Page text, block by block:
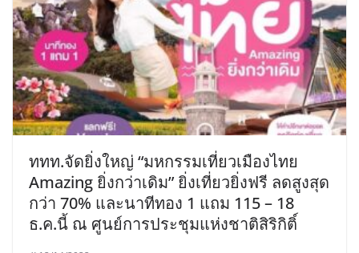
ททท.จัดยิ่งใหญ่ “มหกรรมเที่ยวเมืองไทย
Amazing ยิ่งกว่าเดิม” ยิ่งเที่ยวยิ่งฟรี ลดสูงสุด
กว่า 70% และนาทีทอง 1 แถม 115 – 18
ธ.ค.นี้ ณ ศูนย์การประชุมแห่งชาติสิริกิติ์